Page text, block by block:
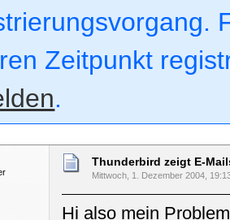
Zeitpunkt
.
Thunderbird zeigt E-
Mittwoch, 1. Dezember 2004,
Hi also mein